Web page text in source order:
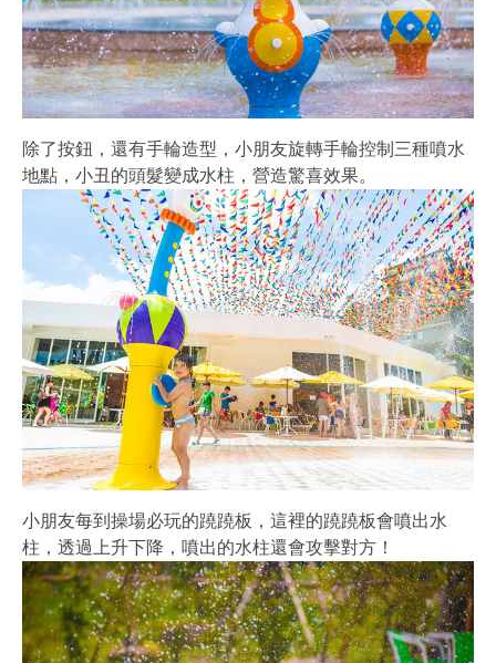
除了按鈕，還有手輪造型，小朋友旋轉手輪控制三種噴水
地點，小丑的頭髮變成水柱，營造驚喜效果。
小朋友每到操場必玩的蹺蹺板，這裡的蹺蹺板會噴出水
柱，透過上升下降，噴出的水柱還會攻擊對方！